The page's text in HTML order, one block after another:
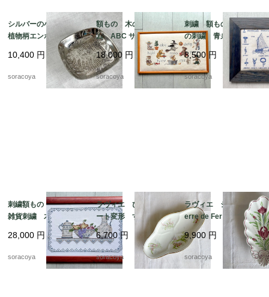
シルバーの小物入れ
植物柄エンボス gelb
社製 シルバープレー
ト 12otec11
10,400 円
soracoya
額もの 木のフレー
ム ABC サンプラー
くま クロスステッ
チ 図案 クマの物
語 12oter11
18,000 円
soracoya
刺繍 額もの ヨット
の刺繍 青糸 青フレ
ーム 12otdg45-2
8,500円
soracoya
刺繍額もの キッチン
雑貨刺繍 木製フレー
ム ポット ボール
ピッチャー フルー
ツ 12oter19
28,000 円
soracoya
ラヴィエ ひし形プレ
ート変形 すずらん
前菜オードブル プチ
ガトー おやつ 19tw
m34
6,700円
soracoya
ラヴィエ シェル型 T
erre de Fer トゥール
ドフェール ペクソン
ヌ窯 19twm36-2
9,900 円
soracoya